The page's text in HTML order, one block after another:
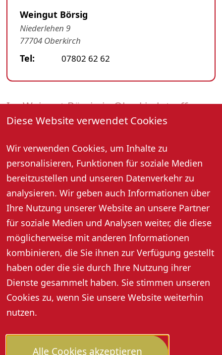
Diese Website verwendet Cookies
Wir verwenden Cookies, um Inhalte zu
personalisieren, Funktionen für soziale Medien
bereitzustellen und unseren Datenverkehr zu
analysieren. Wir geben auch Informationen über
Ihre Nutzung unserer Website an unsere Partner
für soziale Medien und Analysen weiter, die diese
möglicherweise mit anderen Informationen
kombinieren, die Sie ihnen zur Verfügung gestellt
haben oder die sie durch Ihre Nutzung ihrer
Dienste gesammelt haben. Sie stimmen unseren
Cookies zu, wenn Sie unsere Website weiterhin
nutzen.
Alle Cookies akzeptieren
Im Weingut Börsig in Oberkirch treffen
erstklassige Weine auf mitreißende Live-
Stimmung in gemütlicher Atmosphäre.
15. April 2026, 18:00 Uhr
Weitere Informationen
Weingut Börsig
Niederlehen 9
77704 Oberkirch
Tel: 07802 62 62